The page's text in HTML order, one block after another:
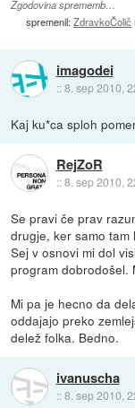
Zgodovina sprememb…
spremenil:ZdravkoČolič
imagodei
::8. sep 2010,
Kaj ku*ca sploh
RejZoR
::8. sep 2010,
Se pravi če prav
drugje, ker samo
Sej v osnovi mi dol
program dobrodošel.
Mi pa je hecno da
oddajajo preko
delež folka. Bedno.
ivanuscha
::8. sep 2010,